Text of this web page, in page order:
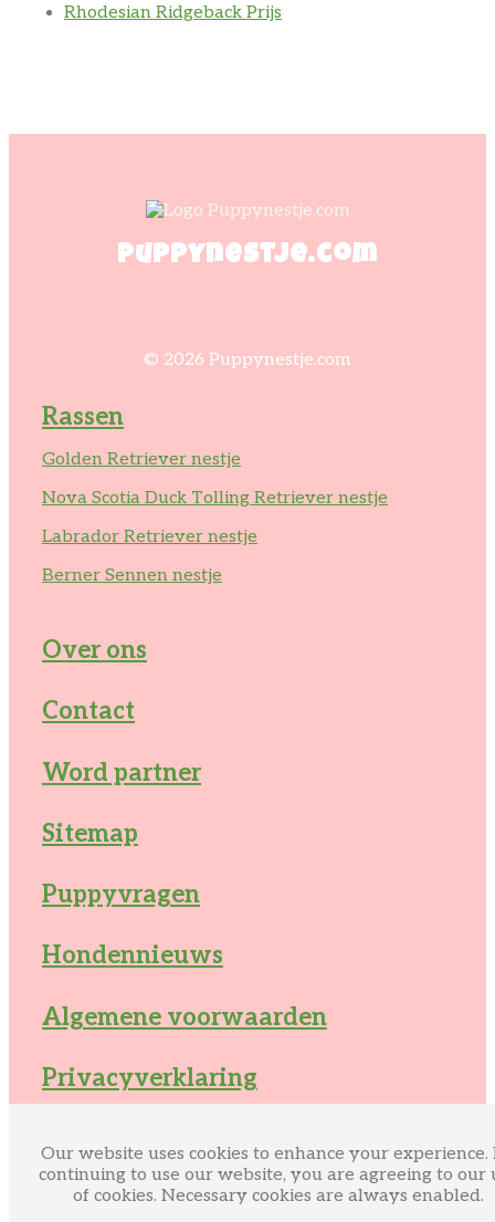
Rhodesian Ridgeback Prijs
Puppynestje.com
© 2026 Puppynestje.com
Rassen
Golden Retriever nestje
Nova Scotia Duck Tolling Retriever nestje
Labrador Retriever nestje
Berner Sennen nestje
Over ons
Contact
Word partner
Sitemap
Puppyvragen
Hondennieuws
Algemene voorwaarden
Privacyverklaring
Cookieverklaring
Our website uses cookies to enhance your experience.
continuing to use our website, you are agreeing to our
of cookies. Necessary cookies are always enabled.